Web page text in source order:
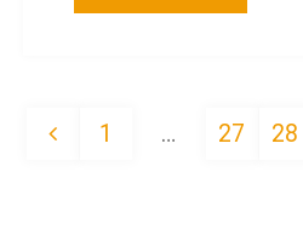
Persönliche
1 … 27 28